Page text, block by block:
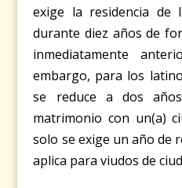
exige la residencia de
durante diez años de
inmediatamente
embargo, para los
se reduce a dos
matrimonio con un(a)
solo se exige un año de
aplica para viudos de